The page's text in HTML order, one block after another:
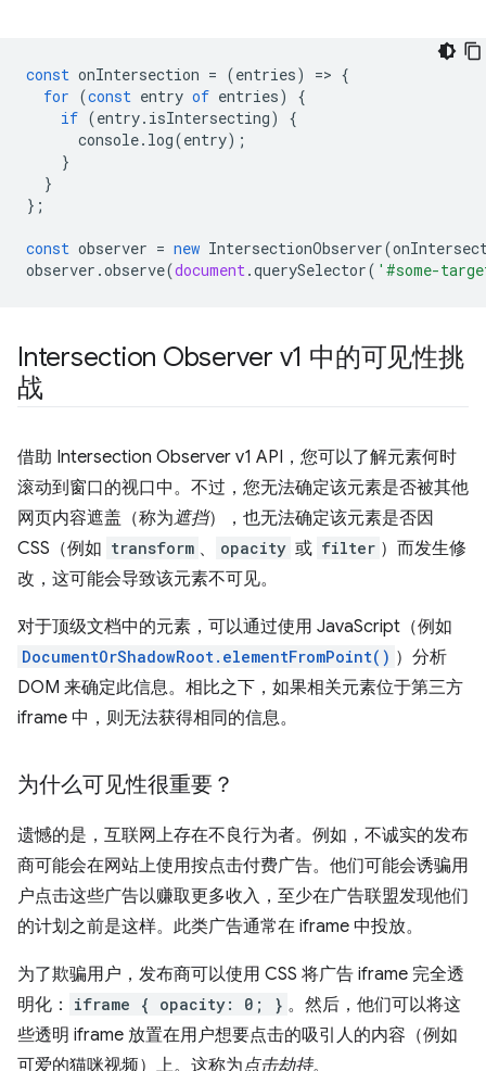
const onIntersection = (entries) => {
for (const entry of entries)
{
if (entry. isIntersecting)
{
console. log(entry);
}
}
};
const observer = new IntersectionObserver(
observer .observe(document.querySelector( '#some-
Intersection Observer v1 中的可见性挑
战
借助 Intersection Observer v1 API，您可以了解元素何时
滚动到窗口的视口中。不过，您无法确定该元素是否被其他
网页内容遮盖（称为遮挡），也无法确定该元素是否因
CSS（例如 transform 、 opacity 或 filter ）而发生修
改，这可能会导致该元素不可见。
对于顶级文档中的元素，可以通过使用 JavaScript（例如
DocumentOrShadowRoot.elementFromPoint() ）分析
DOM 来确定此信息。相比之下，如果相关元素位于第三方
iframe 中，则无法获得相同的信息。
为什么可见性很重要？
遗憾的是，互联网上存在不良行为者。例如，不诚实的发布
商可能会在网站上使用按点击付费广告。他们可能会诱骗用
户点击这些广告以赚取更多收入，至少在广告联盟发现他们
的计划之前是这样。此类广告通常在 iframe 中投放。
为了欺骗用户，发布商可以使用 CSS 将广告 iframe 完全透
明化：
iframe { opacity: 0; } 。然后，他们可以将这
些透明 iframe 放置在用户想要点击的吸引人的内容（例如
可爱的猫咪视频）上。这称为点击劫持。